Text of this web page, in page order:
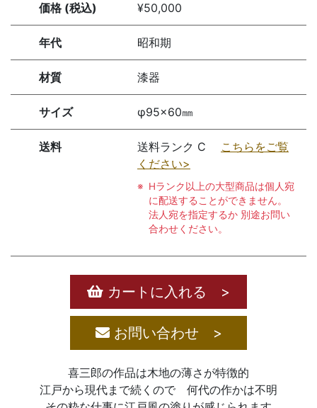
価格 (税込) ¥50,000
年代 昭和期
材質 漆器
サイズ φ95×60㎜
送料 送料ランク C こちらをご覧
ください>
Hランク以上の大型商品は個人宛
に配送することができません。
法人宛を指定するか 別途お問い
合わせください。
カートに入れる >
お問い合わせ >
喜三郎の作品は木地の薄さが特徴的
江戸から現代まで続くので 何代の作かは不明